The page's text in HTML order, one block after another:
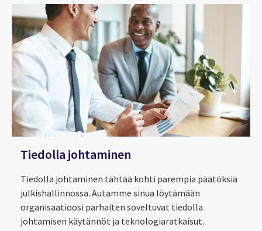
Tiedolla johtaminen
Tiedolla johtaminen tähtää kohti parempia päätöksiä
julkishallinnossa. Autamme sinua löytämään
organisaatioosi parhaiten soveltuvat tiedolla
johtamisen käytännöt ja teknologiaratkaisut.